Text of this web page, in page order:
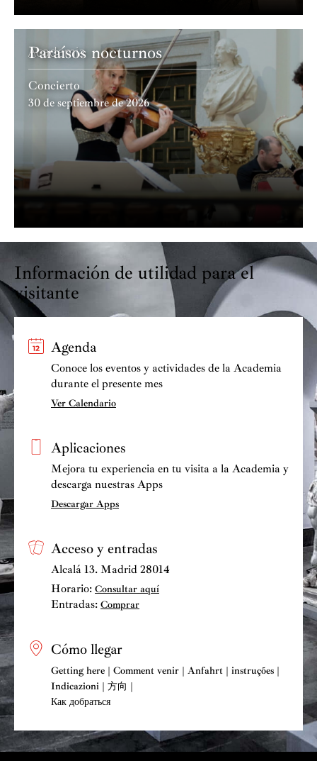
Academia
Paraísos nocturnos
Concierto
30 de septiembre de 2026
Información de utilidad para el
visitante
Agenda
Conoce los eventos y actividades de la Academia
durante el presente mes
Ver Calendario
Aplicaciones
Mejora tu experiencia en tu visita a la Academia y
descarga nuestras Apps
Descargar Apps
Acceso y entradas
Alcalá 13. Madrid 28014
Horario: Consultar aquí
Entradas: Comprar
Cómo llegar
Getting here | Comment venir | Anfahrt | instruções |
Indicazioni | 方向 |
Как добраться